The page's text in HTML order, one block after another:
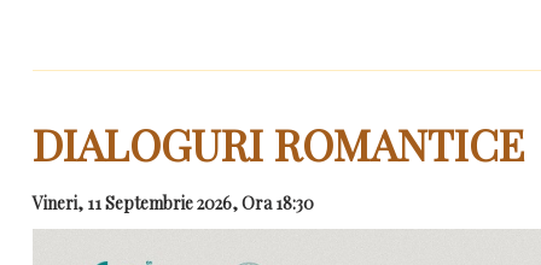
DIALOGURI ROMANTICE
Vineri, 11 Septembrie 2026, Ora 18:30